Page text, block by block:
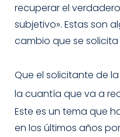
recuperar el
subjetivo». Estas son
cambio que se
Que el solicitante de
la cuantía que va a
Este es un tema que
en los últimos años